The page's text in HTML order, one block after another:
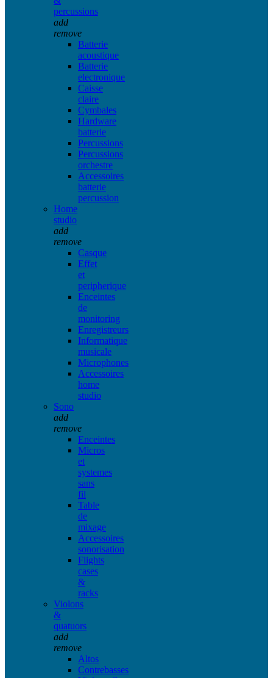
percussions
add
remove
Batterie
acoustique
Batterie
electronique
Caisse
claire
Cymbales
Hardware
batterie
Percussions
Percussions
orchestre
Accessoires
batterie
percussion
Home
studio
add
remove
Casque
Effet
et
peripherique
Enceintes
de
monitoring
Enregistreurs
Informatique
musicale
Microphones
Accessoires
home
studio
Sono
add
remove
Enceintes
Micros
et
systemes
sans
fil
Table
de
mixage
Accessoires
sonorisation
Flights
cases
&
racks
Violons
&
quatuors
add
remove
Altos
Contrebasses